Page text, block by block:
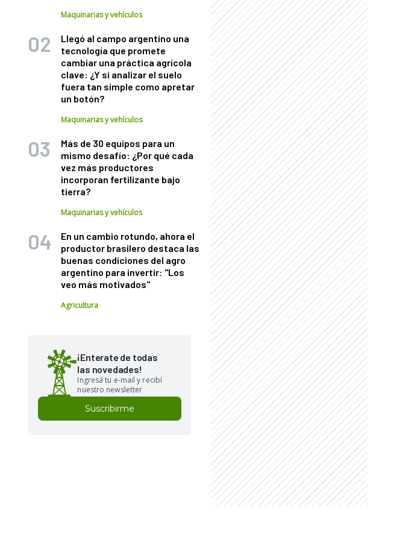
Maquinarias y vehículos
Llegó al campo argentino una
tecnología que promete
cambiar una práctica agrícola
clave: ¿Y si analizar el suelo
fuera tan simple como apretar
un botón?
Maquinarias y vehículos
Más de 30 equipos para un
mismo desafío: ¿Por qué cada
vez más productores
incorporan fertilizante bajo
tierra?
Maquinarias y vehículos
En un cambio rotundo, ahora el
productor brasilero destaca las
buenas condiciones del agro
argentino para invertir: "Los
veo más motivados"
Agricultura
¡Enterate de todas
las novedades!
Ingresá tu e-mail y recibí
nuestro newsletter
Suscribirme